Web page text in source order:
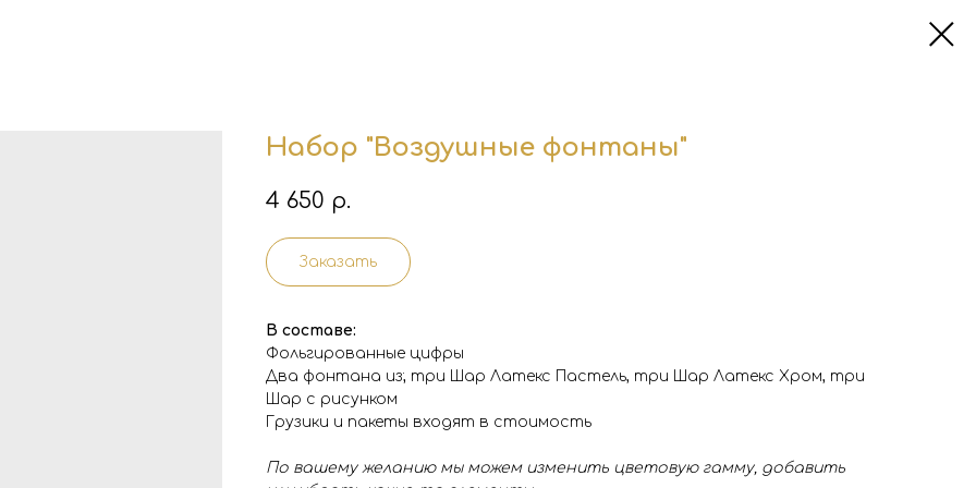
Набор "Воздушные фонтаны"
4 650 р.
Заказать
В составе:
Фольгированные цифры
Два фонтана из; три Шар Латекс Пастель, три Шар Латекс Хром, три
Шар с рисунком
Грузики и пакеты входят в стоимость
По вашему желанию мы можем изменить цветовую гамму, добавить